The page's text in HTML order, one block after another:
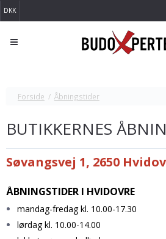
DKK
Forside / Åbningstider
BUTIKKERNES
Søvangsvej 1, 2650
ÅBNINGSTIDER I HVIDOVRE
mandag-fredag kl. 10.00-17.30
lørdag kl. 10.00-14.00